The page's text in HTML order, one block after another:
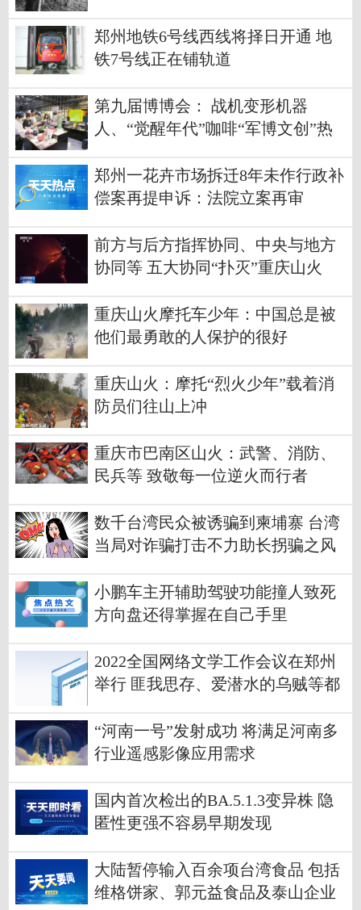
郑州地铁6号线西线将择日开通 地
铁7号线正在铺轨道
第九届博博会： 战机变形机器
人、“觉醒年代”咖啡“军博文创”热
郑州一花卉市场拆迁8年未作行政补
偿案再提申诉：法院立案再审
前方与后方指挥协同、中央与地方
协同等 五大协同“扑灭”重庆山火
重庆山火摩托车少年：中国总是被
他们最勇敢的人保护的很好
重庆山火：摩托“烈火少年”载着消
防员们往山上冲
重庆市巴南区山火：武警、消防、
民兵等 致敬每一位逆火而行者
数千台湾民众被诱骗到柬埔寨 台湾
当局对诈骗打击不力助长拐骗之风
小鹏车主开辅助驾驶功能撞人致死
方向盘还得掌握在自己手里
2022全国网络文学工作会议在郑州
举行 匪我思存、爱潜水的乌贼等都
“河南一号”发射成功 将满足河南多
行业遥感影像应用需求
国内首次检出的BA.5.1.3变异株 隐
匿性更强不容易早期发现
大陆暂停输入百余项台湾食品 包括
维格饼家、郭元益食品及泰山企业